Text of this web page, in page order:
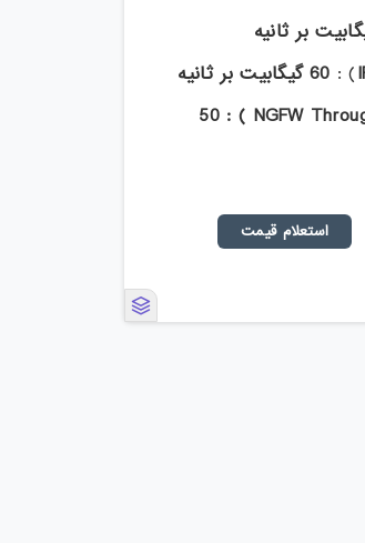
) : 60 گیگابیت بر ثانیه
(NGFW Throughput ) : 50
استعلام قیمت